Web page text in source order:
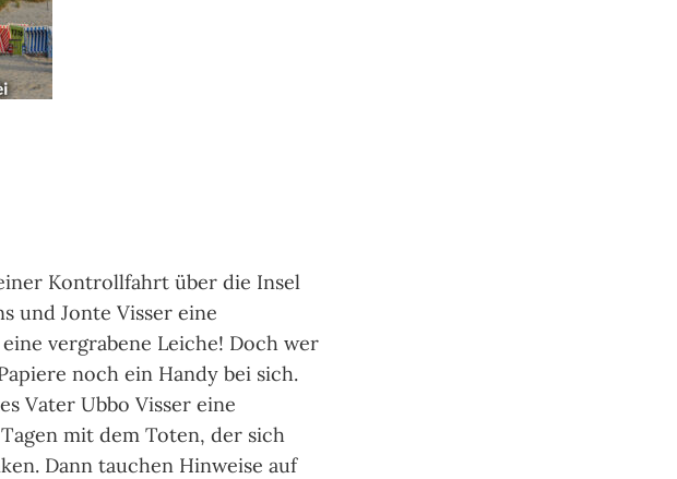
Kontrollfahrt über die Insel
und Jonte Visser eine
vergrabene Leiche! Doch wer
noch ein Handy bei sich.
Vater Ubbo Visser eine
mit dem Toten, der sich
Dann tauchen Hinweise auf